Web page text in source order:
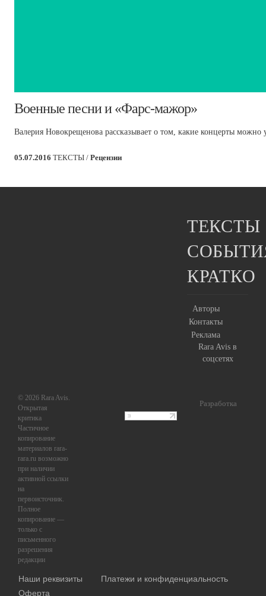
​Военные песни и «Фарс-мажор»
Валерия Новокрещенова рассказывает о том, какие концерты можно
05.07.2016 ТЕКСТЫ / Рецензии
ТЕКСТЫ
КРАТКО
Авторы
Контакты
Реклама
Rara Avis в
соцсетях
Разработка
© 2026 Rara Avis.
Открытая
критика
Частичное
копирование
материалов rara-
rara.ru возможно
при наличии
активной ссылки
на
первоисточник.
Полное
копирование —
только с
письменного
разрешения
редакции
Наши реквизиты
Платежи и конфиденциальность
Оферта